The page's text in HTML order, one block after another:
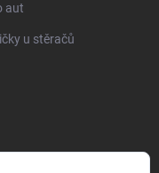
aut
u stěračů